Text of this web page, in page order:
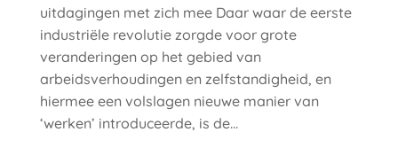
uitdagingen met zich mee Daar waar de eerste
industriële revolutie zorgde voor grote
veranderingen op het gebied van
arbeidsverhoudingen en zelfstandigheid, en
hiermee een volslagen nieuwe manier van
‘werken’ introduceerde, is de...